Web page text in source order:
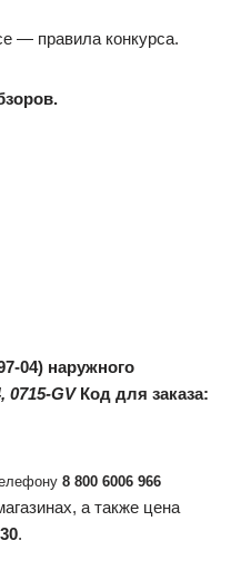
— правила конкурса.
04) наружного
0715-GV Код для заказа:
8 800 6006 966
а также цена
.